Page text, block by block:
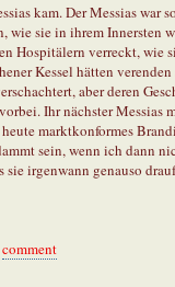
kam. Der Messias
wie sie in ihrem
Hospitälern verreckt, wie
Kessel hätten
aber deren
Ihr nächster Messias
marktkonformes
sein, wenn ich dann
sie irgenwann genauso
comment